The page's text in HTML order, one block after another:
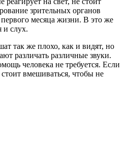
зрительных органов
месяца жизни. В это же
и слух.
так же плохо, как и видят, но
различать различные звуки.
человека не требуется. Если
вмешиваться, чтобы не